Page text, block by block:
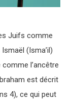
Juifs comme
(Isma’il)
l’ancêtre
est décrit
4), ce qui peut